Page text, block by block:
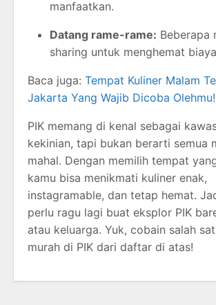
manfaatkan.
Datang rame-rame: Beberapa
sharing untuk menghemat
Baca juga: Tempat Kuliner Malam
Jakarta Yang Wajib Dicoba Olehmu!
PIK memang di kenal sebagai
kekinian, tapi bukan berarti semua
mahal. Dengan memilih tempat
kamu bisa menikmati kuliner enak,
instagramable, dan tetap hemat.
perlu ragu lagi buat eksplor PIK
atau keluarga. Yuk, cobain salah
murah di PIK dari daftar di atas!